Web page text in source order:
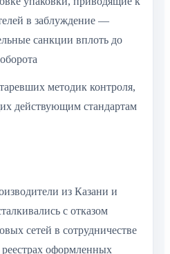
методик контроля,
действующим стандартам
сетей в сотрудничестве
реестрах оформленных